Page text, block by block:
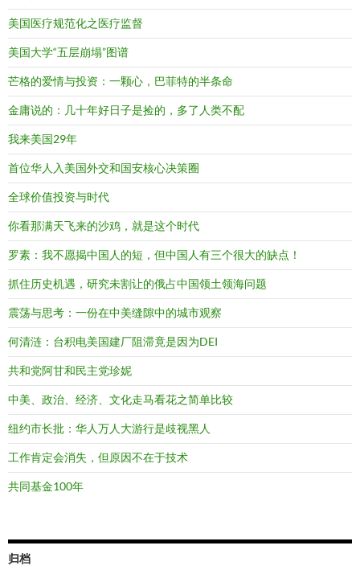
美国医疗规范化之医疗监督
美国大学“五层崩塌”图谱
芒格的爱情与投资：一颗心，巴菲特的半条命
金庸说的：几十年好日子是捡的，多了人类不配
我来美国29年
首位华人入美国外交和国安核心决策圈
全球价值投资与时代
你看那满天飞来的沙鸡，就是这个时代
罗素：我不愿揭中国人的短，但中国人有三个很大的缺点！
抓住历史机遇，研究未割让的俄占中国领土领海问题
震荡与思考：一份在中美缝隙中的城市观察
何清涟：台积电美国建厂阻滞竟是因为DEI
共和党阿甘和民主党珍妮
中美、政治、经济、文化走马看花之简单比较
纽约市长批：华人万人大游行是歧视黑人
工作肯定会消失，但原因不在于技术
共同基金100年
归档